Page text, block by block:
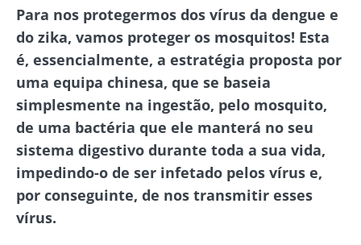
Para nos protegermos dos vírus da dengue e
do zika, vamos proteger os mosquitos! Esta
é, essencialmente, a estratégia proposta por
uma equipa chinesa, que se baseia
simplesmente na ingestão, pelo mosquito,
de uma bactéria que ele manterá no seu
sistema digestivo durante toda a sua vida,
impedindo-o de ser infetado pelos vírus e,
por conseguinte, de nos transmitir esses
vírus.